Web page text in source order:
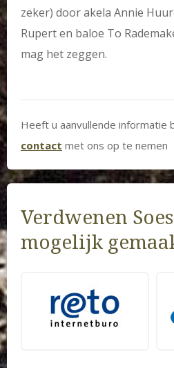
zeker) door akela Annie
Rupert en baloe To
mag het zeggen.
Heeft u aanvullende informatie
contact met ons op te nemen
Verdwenen
mogelijk